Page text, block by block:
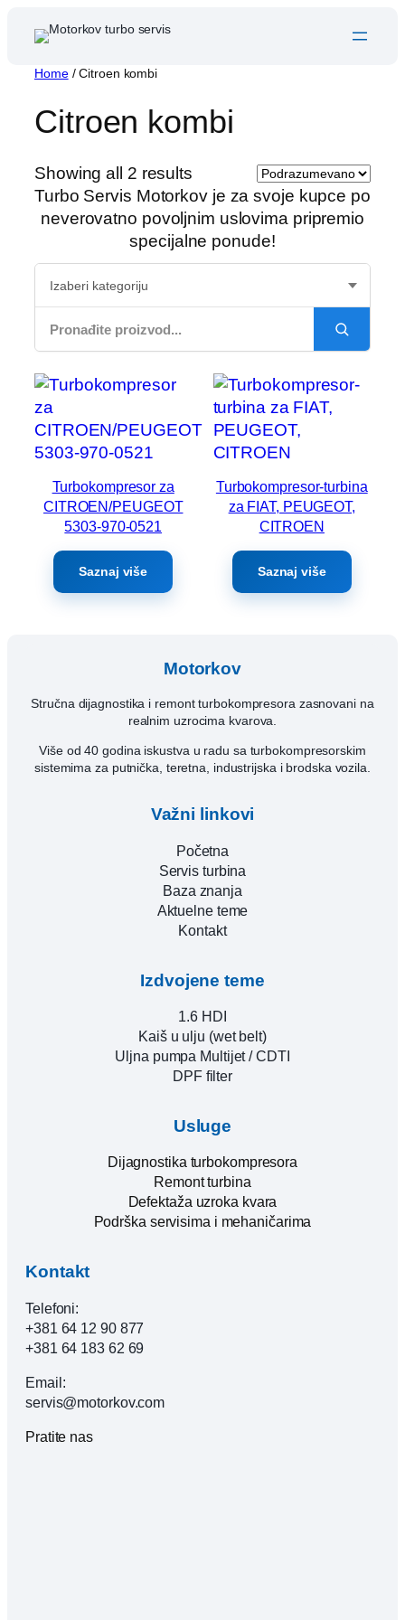
Home/ Citroen kombi
Citroen kombi
Showing all 2 results
Turbo Servis Motorkov je za svoje kupce po
neverovatno povoljnim uslovima pripremio
specijalne ponude!
Turbokompresor za
CITROEN/PEUGEOT
5303-970-0521
Saznaj više
Turbokompresor-turbina
za FIAT, PEUGEOT,
CITROEN
Saznaj više
Motorkov
Stručna dijagnostika i remont turbokompresora zasnovani na
realnim uzrocima kvarova.
Više od 40 godina iskustva u radu sa turbokompresorskim
sistemima za putnička, teretna, industrijska i brodska vozila.
Važni linkovi
Početna
Servis turbina
Baza znanja
Aktuelne teme
Kontakt
Izdvojene teme
1.6 HDI
Kaiš u ulju (wet belt)
Uljna pumpa Multijet / CDTI
DPF filter
Usluge
Dijagnostika turbokompresora
Remont turbina
Defektaža uzroka kvara
Podrška servisima i mehaničarima
Kontakt
Telefoni:
+381 64 12 90 877
+381 64 183 62 69
Email:
servis@motorkov.com
Pratite nas